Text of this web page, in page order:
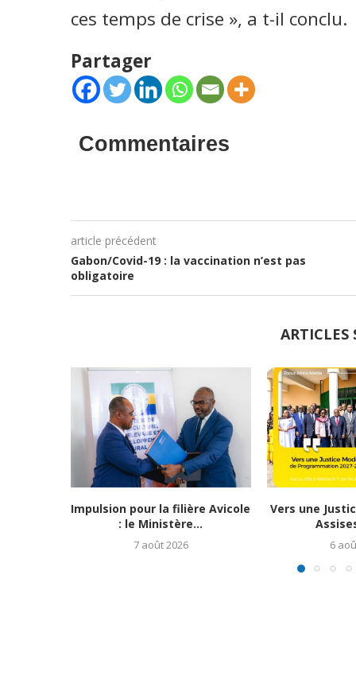
ces temps de crise », a t-il conclu.
Partager
Commentaires
article précédent
Gabon/Covid-19 : la vaccination n’est pas
obligatoire
ARTICLES
Impulsion pour la filière Avicole
: le Ministère...
7 août 2026
Vers une
6